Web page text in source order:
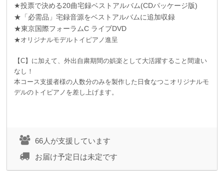
★投票で決める20曲宅録ベストアルバム(CDパッケージ版)
★「必需品」宅録音源をベストアルバムに追加収録
★東京国際フォーラムC ライブDVD
★オリジナルモデルトイピアノ進呈
【C】に加えて、外出自粛期間の娯楽として大活躍すること間違い
なし！
本コース支援者様の人数分のみを製作した日食なつこオリジナルモ
デルのトイピアノを差し上げます。
66人が支援しています
お届け予定日は未定です